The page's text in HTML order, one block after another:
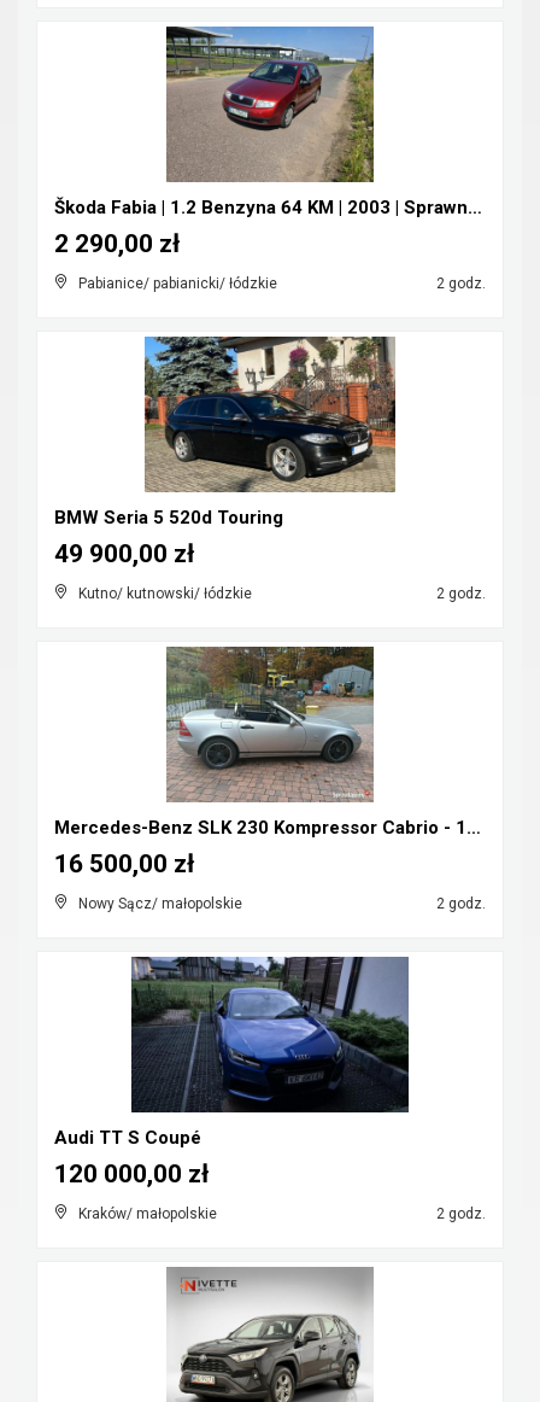
Škoda Fabia | 1.2 Benzyna 64 KM | 2003 | Sprawna |...
Pabianice/ pabianicki/ łódzkie 2 godz.
2 290,00 zł
BMW Seria 5 520d Touring
Kutno/ kutnowski/ łódzkie 2 godz.
49 900,00 zł
Mercedes-Benz SLK 230 Kompressor Cabrio - 1998r ka...
Nowy Sącz/ małopolskie 2 godz.
16 500,00 zł
Audi TT S Coupé
Kraków/ małopolskie 2 godz.
120 000,00 zł